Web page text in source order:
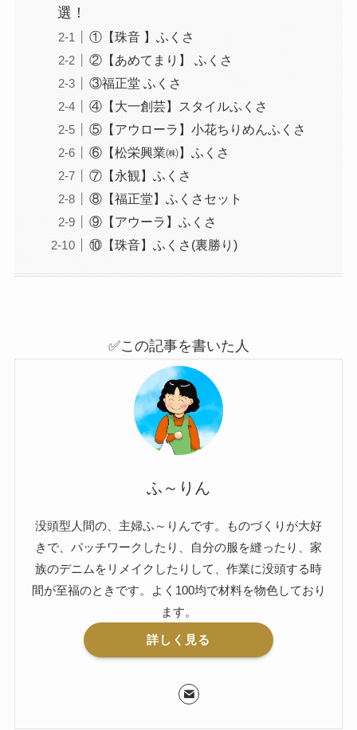
選！
①【珠音 】ふくさ
②【あめてまり】 ふくさ
③福正堂 ふくさ
④【大一創芸】スタイルふくさ
⑤【アウローラ】小花ちりめんふくさ
⑥【松栄興業㈱】ふくさ
⑦【永観】ふくさ
⑧【福正堂】ふくさセット
⑨【アウーラ】ふくさ
⑩【珠音】ふくさ(裏勝り)
✅この記事を書いた人
ふ～りん
没頭型人間の、主婦ふ～りんです。ものづくりが大好
きで、パッチワークしたり、自分の服を縫ったり、家
族のデニムをリメイクしたりして、作業に没頭する時
間が至福のときです。よく100均で材料を物色しており
ます。
詳しく見る